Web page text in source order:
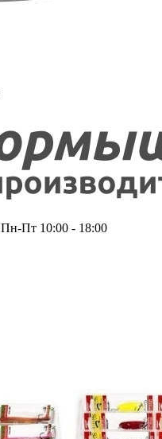
Пн-Пт 10:00 - 18:00